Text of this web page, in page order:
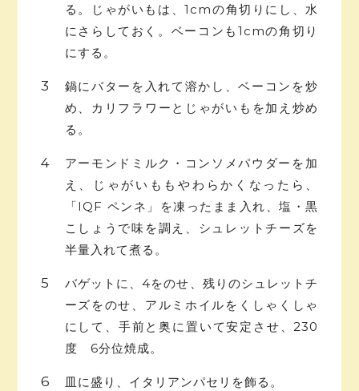
る。じゃがいもは、1cmの角切りにし、水
にさらしておく。ベーコンも1cmの角切り
にする。
鍋にバターを入れて溶かし、ベーコンを炒
め、カリフラワーとじゃがいもを加え炒め
る。
アーモンドミルク・コンソメパウダーを加
え、じゃがいももやわらかくなったら、
「IQF ペンネ」を凍ったまま入れ、塩・黒
こしょうで味を調え、シュレットチーズを
半量入れて煮る。
バゲットに、4をのせ、残りのシュレットチ
ーズをのせ、アルミホイルをくしゃくしゃ
にして、手前と奥に置いて安定させ、230
度 6分位焼成。
皿に盛り、イタリアンパセリを飾る。